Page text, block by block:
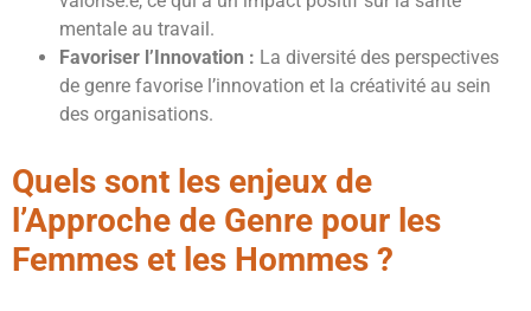
mentale au travail.
Favoriser l’Innovation : La diversité des perspectives
de genre favorise l’innovation et la créativité au sein
des organisations.
Quels sont les enjeux de
l’Approche de Genre pour les
Femmes et les Hommes ?